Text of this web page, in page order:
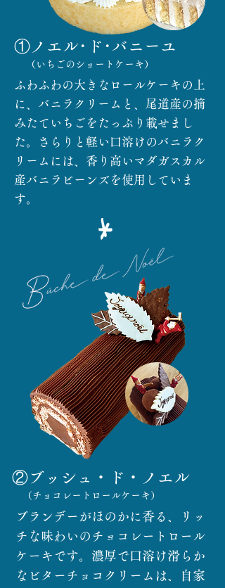
①ノエル･ド･バニーユ
​（いちごのショートケーキ）
ふわふわの大きなロールケーキの上
に、バニラクリームと、尾道産の摘
みたていちごをたっぷり載せまし
た。さらりと軽い口溶けのバニラク
リームには、香り高いマダガスカル
産バニラビーンズを使用していま
す。
②ブッシュ・ド・ノエル
​（チョコレートロールケーキ）
ブランデーがほのかに香る、リッ
チな味わいのチョコレートロール
ケーキです。濃厚で口溶け滑らか
なビターチョコクリームは、自家